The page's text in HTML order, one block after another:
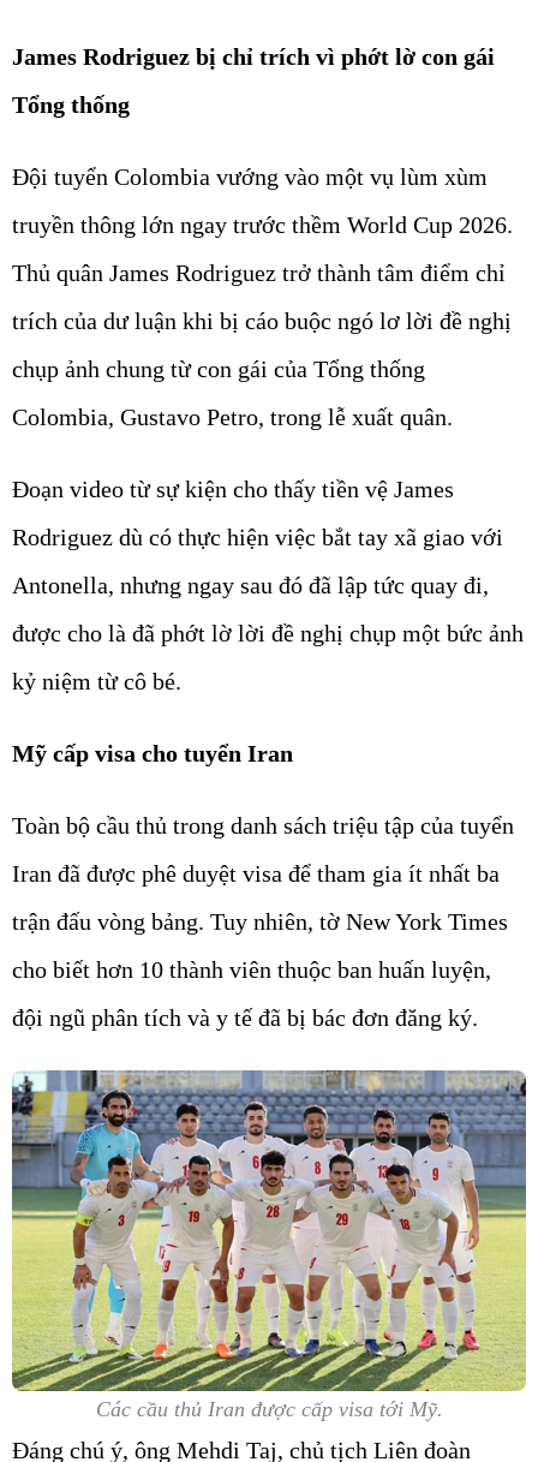
James Rodriguez bị chỉ trích vì phớt lờ con gái
Tổng thống
Đội tuyển Colombia vướng vào một vụ lùm xùm
truyền thông lớn ngay trước thềm World Cup 2026.
Thủ quân James Rodriguez trở thành tâm điểm chỉ
trích của dư luận khi bị cáo buộc ngó lơ lời đề nghị
chụp ảnh chung từ con gái của Tổng thống
Colombia, Gustavo Petro, trong lễ xuất quân.
Đoạn video từ sự kiện cho thấy tiền vệ James
Rodriguez dù có thực hiện việc bắt tay xã giao với
Antonella, nhưng ngay sau đó đã lập tức quay đi,
được cho là đã phớt lờ lời đề nghị chụp một bức ảnh
kỷ niệm từ cô bé.
Mỹ cấp visa cho tuyển Iran
Toàn bộ cầu thủ trong danh sách triệu tập của tuyển
Iran đã được phê duyệt visa để tham gia ít nhất ba
trận đấu vòng bảng. Tuy nhiên, tờ New York Times
cho biết hơn 10 thành viên thuộc ban huấn luyện,
đội ngũ phân tích và y tế đã bị bác đơn đăng ký.
Các cầu thủ Iran được cấp visa tới Mỹ.
Đáng chú ý, ông Mehdi Taj, chủ tịch Liên đoàn